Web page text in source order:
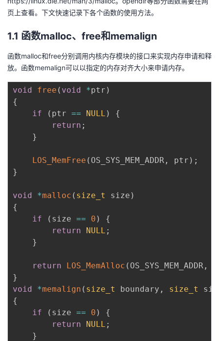
页上查看。下文快速记录下各个函数的使用方法。
1.1 函数malloc、free和memalign
函数malloc和free分别调用内核内存模块的接口来实现内存申请和释
放。函数memalign可以以指定的内存对齐大小来申请内存。
void free ( void *ptr )
{
if
( ptr == NULL )
{
return ;
}
LOS_MemFree ( OS_SYS_MEM_ADDR , ptr ) ;
}
void *malloc ( size_t size )
{
if
( size == 0 )
{
return
NULL ;
}
return LOS_MemAlloc ( OS_SYS_MEM_ADDR ,
}
void
*memalign ( size_t boundary , size_t
{
if
( size == 0 )
{
return
NULL ;
}